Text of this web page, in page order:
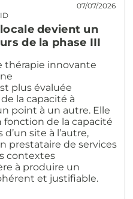
07/07/2026
devient un
de la phase III
thérapie innovante
plus évaluée
la capacité à
point à un autre. Elle
fonction de la capacité
site à l’autre,
prestataire de services
contextes
à produire un
et justifiable.